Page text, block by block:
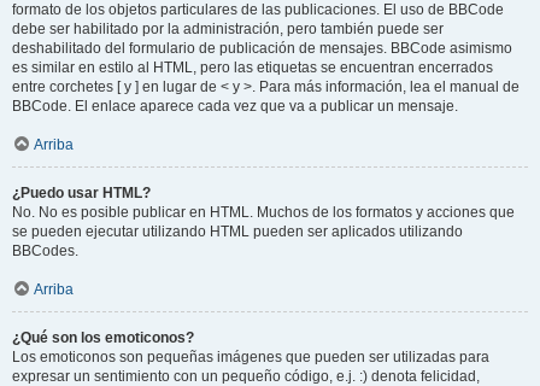
formato de los objetos particulares de las publicaciones. El uso de BBCode
debe ser habilitado por la administración, pero también puede ser
deshabilitado del formulario de publicación de mensajes. BBCode asimismo
es similar en estilo al HTML, pero las etiquetas se encuentran encerrados
entre corchetes [ y ] en lugar de < y >. Para más información, lea el manual de
BBCode. El enlace aparece cada vez que va a publicar un mensaje.
Arriba
¿Puedo usar HTML?
No. No es posible publicar en HTML. Muchos de los formatos y acciones que
se pueden ejecutar utilizando HTML pueden ser aplicados utilizando
BBCodes.
Arriba
¿Qué son los emoticonos?
Los emoticonos son pequeñas imágenes que pueden ser utilizadas para
expresar un sentimiento con un pequeño código, e.j. :) denota felicidad,